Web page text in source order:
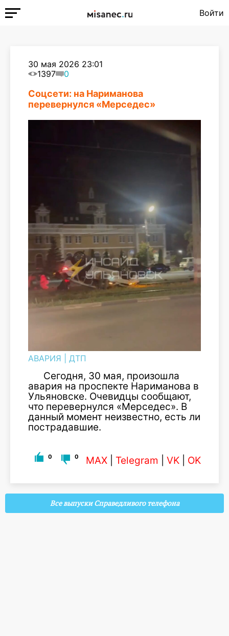
Войти
30 мая 2026 23:01
1397
0
Соцсети: на Нариманова
перевернулся «Мерседес»
АВАРИЯ ДТП
Сегодня, 30 мая, произошла
авария на проспекте Нариманова в
Ульяновске. Очевидцы сообщают,
что перевернулся «Мерседес». В
данный момент неизвестно, есть ли
пострадавшие.
0 0 MAX Telegram VK OK
Все выпуски Справедливого телефона